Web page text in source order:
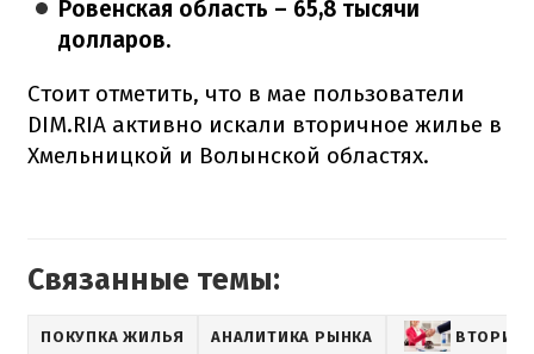
Ровенская область – 65,8 тысячи
долларов.
Стоит отметить, что в мае пользователи
DIM.RIA активно искали вторичное жилье в
Хмельницкой и Волынской областях.
Связанные темы:
ПОКУПКА ЖИЛЬЯ АНАЛИТИКА РЫНКА